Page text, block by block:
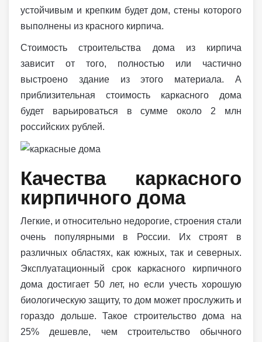
устойчивым и крепким будет дом, стены которого
выполнены из красного кирпича.
Стоимость строительства дома из кирпича
зависит от того, полностью или частично
выстроено здание из этого материала. А
приблизительная стоимость каркасного дома
будет варьироваться в сумме около 2 млн
российских рублей.
Качества каркасного
кирпичного дома
Легкие, и относительно недорогие, строения стали
очень популярными в России. Их строят в
различных областях, как южных, так и северных.
Эксплуатационный срок каркасного кирпичного
дома достигает 50 лет, но если учесть хорошую
биологическую защиту, то дом может прослужить и
гораздо дольше. Такое строительство дома на
25% дешевле, чем строительство обычного